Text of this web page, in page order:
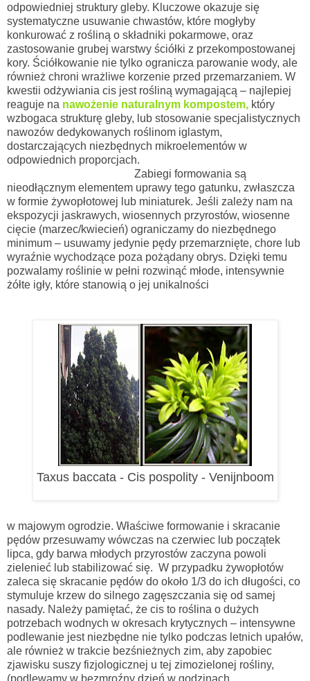
odpowiedniej struktury gleby. Kluczowe okazuje się
systematyczne usuwanie chwastów, które mogłyby
konkurować z rośliną o składniki pokarmowe, oraz
zastosowanie grubej warstwy ściółki z przekompostowanej
kory. Ściółkowanie nie tylko ogranicza parowanie wody, ale
również chroni wrażliwe korzenie przed przemarzaniem. W
kwestii odżywiania cis jest rośliną wymagającą – najlepiej
reaguje na nawożenie naturalnym kompostem, który
wzbogaca strukturę gleby, lub stosowanie specjalistycznych
nawozów dedykowanych roślinom iglastym,
dostarczających niezbędnych mikroelementów w
odpowiednich proporcjach.
Zabiegi formowania są
nieodłącznym elementem uprawy tego gatunku, zwłaszcza
w formie żywopłotowej lub miniaturek. Jeśli zależy nam na
ekspozycji jaskrawych, wiosennych przyrostów, wiosenne
cięcie (marzec/kwiecień) ograniczamy do niezbędnego
minimum – usuwamy jedynie pędy przemarznięte, chore lub
wyraźnie wychodzące poza pożądany obrys. Dzięki temu
pozwalamy roślinie w pełni rozwinąć młode, intensywnie
żółte igły, które stanowią o jej unikalności
Taxus baccata - Cis pospolity - Venijnboom
w majowym ogrodzie. Właściwe formowanie i skracanie
pędów przesuwamy wówczas na czerwiec lub początek
lipca, gdy barwa młodych przyrostów zaczyna powoli
zielenieć lub stabilizować się. W przypadku żywopłotów
zaleca się skracanie pędów do około 1/3 do ich długości, co
stymuluje krzew do silnego zagęszczania się od samej
nasady. Należy pamiętać, że cis to roślina o dużych
potrzebach wodnych w okresach krytycznych – intensywne
podlewanie jest niezbędne nie tylko podczas letnich upałów,
ale również w trakcie bezśnieżnych zim, aby zapobiec
zjawisku suszy fizjologicznej u tej zimozielonej rośliny,